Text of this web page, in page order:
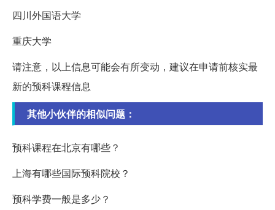
四川外国语大学
重庆大学
请注意，以上信息可能会有所变动，建议在申请前核实最
新的预科课程信息
其他小伙伴的相似问题：
预科课程在北京有哪些？
上海有哪些国际预科院校？
预科学费一般是多少？